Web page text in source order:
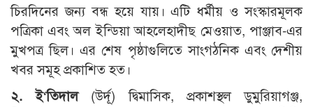
চিরদিনের জন্য বন্ধ হয়ে যায়। এটি ধর্মীয় ও সংস্কারমূলক
পত্রিকা এবং অল ইন্ডিয়া আহলেহাদীছ মেওয়াত, পাঞ্জাব-এর
মুখপত্র ছিল। এর শেষ পৃষ্ঠাগুলিতে সাংগঠনিক এবং দেশীয়
খবর সমূহ প্রকাশিত হত।
২. ই‘তিদাল(উর্দূ) দ্বিমাসিক, প্রকাশস্থল ডুমুরিয়াগঞ্জ,